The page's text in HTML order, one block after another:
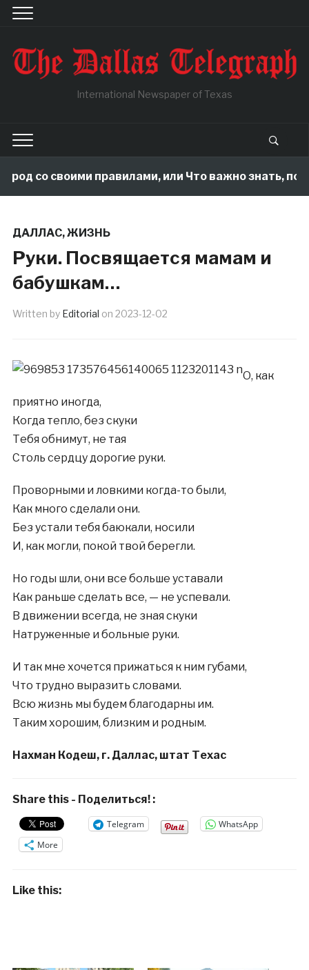
International Newspaper of Texas
со своими правилами, или Что важно знать,
ДАЛЛАС,ЖИЗНЬ
Руки. Посвящается мамам и
бабушкам…
Written by Editorial on 2023-12-02
О, как
приятно иногда,
Когда тепло, без скуки
Тебя обнимут, не тая
Столь сердцу дорогие руки.
Проворными и ловкими когда-то были,
Как много сделали они.
Без устали тебя баюкали, носили
И, как могли, покой твой берегли.
Но годы шли, они все больше уставали
Как раньше сделать все, — не успевали.
В движении всегда, не зная скуки
Натруженные и больные руки.
И так мне хочется прижаться к ним губами,
Что трудно выразить словами.
Всю жизнь мы будем благодарны им.
Таким хорошим, близким и родным.
Нахман Кодеш, г. Даллас, штат Техас
Share this - Поделиться! :
Telegram
WhatsApp
More
Like this: